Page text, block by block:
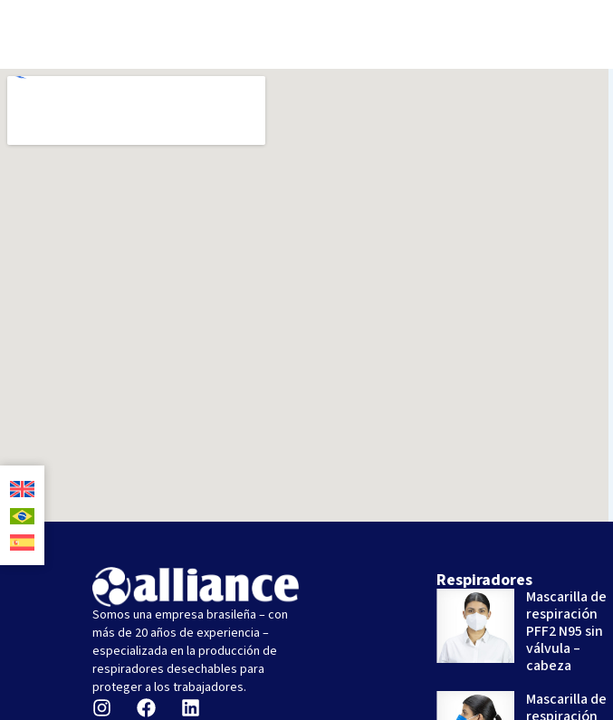
Somos una empresa brasileña – con
más de 20 años de experiencia –
especializada en la producción de
respiradores desechables para
proteger a los trabajadores.
Respiradores
Mascarilla de
respiración
PFF2 N95 sin
válvula –
cabeza
Mascarilla de